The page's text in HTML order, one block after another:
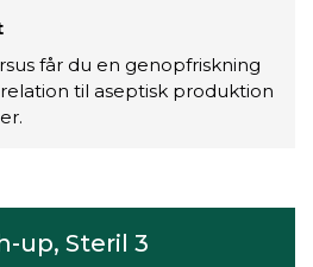
får du en genopfriskning
til aseptisk produktion
up, Steril 3